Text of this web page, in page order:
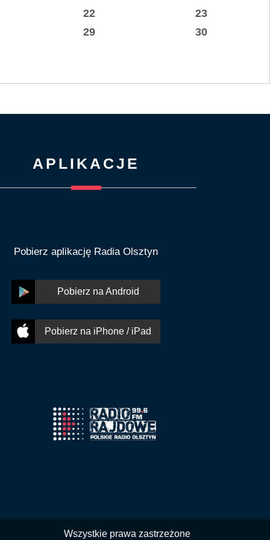
22
23
29
30
APLIKACJE
Pobierz aplikację Radia Olsztyn
Pobierz na Android
Pobierz na iPhone / iPad
Wszystkie prawa zastrzeżone